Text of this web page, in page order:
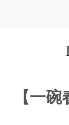
【一